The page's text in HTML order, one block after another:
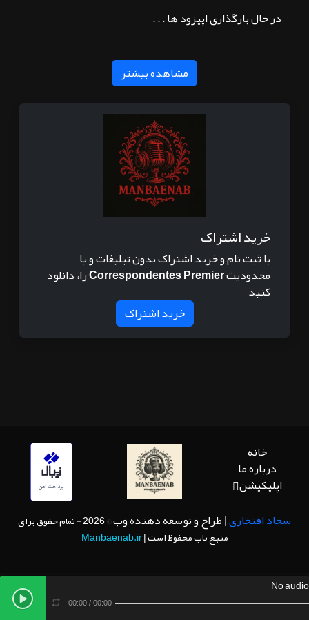
No audio
00:00
/
00:00
در حال بارگذاری اپیزود ها . . .
مشاهده بیشتر
خرید اشتراک
با ثبت نام و خرید اشتراک بدون تبلیغات و یا
محدودیتCorrespondentes Premierرا، دانلود
کنید
خرید اشتراک
خانه
درباره ما
اپلیکیشن
سجاد افتخاری| طراح و توسعه دهنده وب
© 2026 - تمام حقوق برای
منبع ناب محفوظ است |Manbaenab.ir